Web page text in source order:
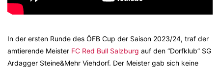
In der ersten Runde des ÖFB Cup der Saison 2023/24, traf der
amtierende Meister FC Red Bull Salzburg auf den “Dorfklub” SG
Ardagger Steine&Mehr Viehdorf. Der Meister gab sich keine